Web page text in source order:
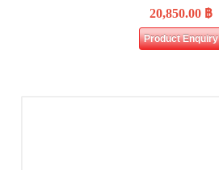
20,850.00 ฿
Product Enquiry